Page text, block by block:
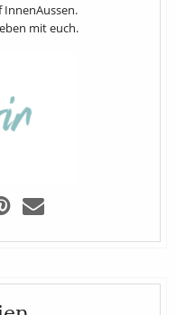
mit euch.